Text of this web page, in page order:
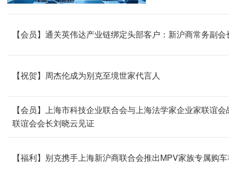
【会员】通关英伟达产业链绑定头部客户：新沪商常务副
【祝贺】周杰伦成为别克至境世家代言人
【会员】上海市科技企业联合会与上海法学家企业家联谊
联谊会会长刘晓云见证
【福利】别克携手上海新沪商联合会推出MPV家族专属购